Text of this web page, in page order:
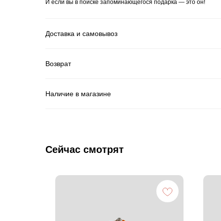
И если вы в поиске запоминающегося подарка — это он!
Доставка и самовывоз
Возврат
Наличие в магазине
Сейчас смотрят